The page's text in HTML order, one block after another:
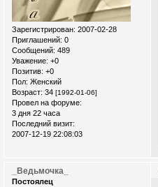
Зарегистрирован: 2007-02-28
Приглашений: 0
Сообщений: 489
Уважение: +0
Позитив: +0
Пол: Женский
Возраст: 34 [1992-01-06]
Провел на форуме:
3 дня 22 часа
Последний визит:
2007-12-19 22:08:03
_Ведьмочка_
Постоялец